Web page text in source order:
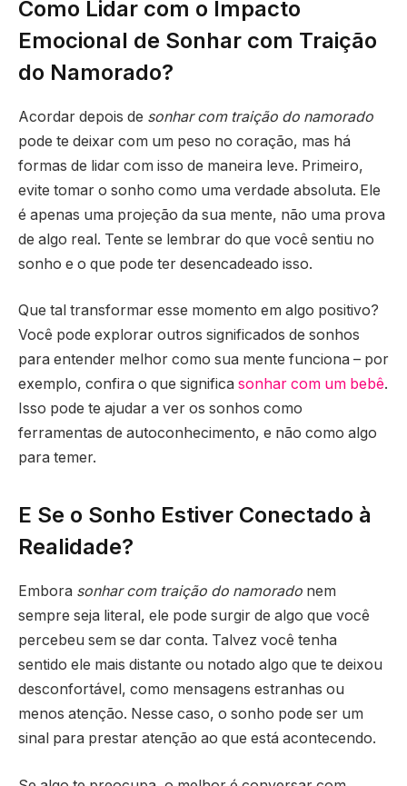
Como Lidar com o Impacto
Emocional de Sonhar com Traição
do Namorado?
Acordar depois de sonhar com traição do namorado
pode te deixar com um peso no coração, mas há
formas de lidar com isso de maneira leve. Primeiro,
evite tomar o sonho como uma verdade absoluta. Ele
é apenas uma projeção da sua mente, não uma prova
de algo real. Tente se lembrar do que você sentiu no
sonho e o que pode ter desencadeado isso.
Que tal transformar esse momento em algo positivo?
Você pode explorar outros significados de sonhos
para entender melhor como sua mente funciona – por
exemplo, confira o que significa sonhar com um bebê.
Isso pode te ajudar a ver os sonhos como
ferramentas de autoconhecimento, e não como algo
para temer.
E Se o Sonho Estiver Conectado à
Realidade?
Embora sonhar com traição do namorado nem
sempre seja literal, ele pode surgir de algo que você
percebeu sem se dar conta. Talvez você tenha
sentido ele mais distante ou notado algo que te deixou
desconfortável, como mensagens estranhas ou
menos atenção. Nesse caso, o sonho pode ser um
sinal para prestar atenção ao que está acontecendo.